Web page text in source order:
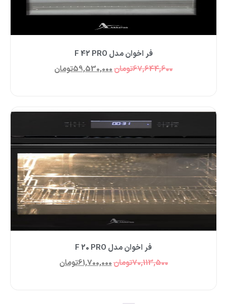
فر اخوان مدل F 42 PRO
67,644,600تومان59,530,000تومان
فر اخوان مدل F 20 PRO
70,113,500تومان61,700,000تومان